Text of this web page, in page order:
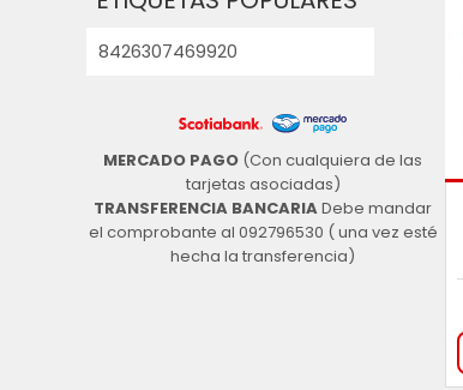
8426307469920
MERCADO PAGO (Con cualquiera de las
tarjetas asociadas)
TRANSFERENCIA BANCARIADebe mandar
el comprobante al 092796530 ( una vez esté
hecha la transferencia)